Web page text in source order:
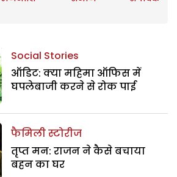
Social Stories
ऑडिट: क्या महिमा ऑफिस में
घपलेबाजी करने से रोक पाई
फैमिली स्टोरीज
तृप्त मन: राजन ने कैसे बचाया
बहन का घर